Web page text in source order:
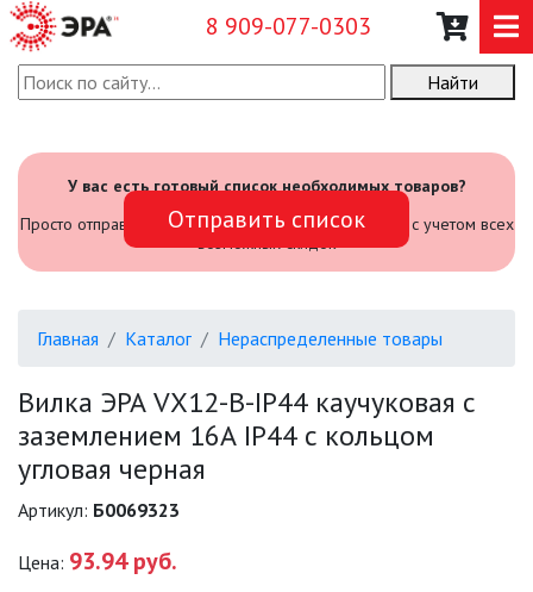
8 909-077-0303
О КОМПАНИИ
САДОВЫЙ ИНВЕНТАРЬ И
ИНСТРУМЕНТЫ
ОФИСНЫЕ ПОДВЕСНЫЕ
ПРОЖЕКТОРЫ
Найти
У вас есть готовый список необходимых товаров?
Просто отправьте его нам и мы посчитаем стоимость с учетом всех
возможных скидок
Отправить список
Главная Каталог Нераспределенные товары
Вилка ЭРА VX12-B-IP44 каучуковая c
заземлением 16А IP44 с кольцом
угловая черная
Артикул: Б0069323
Цена: 93.94 руб.